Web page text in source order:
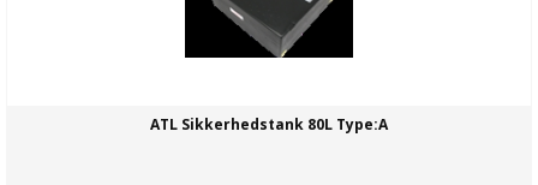
ATL Sikkerhedstank 80L Type:A